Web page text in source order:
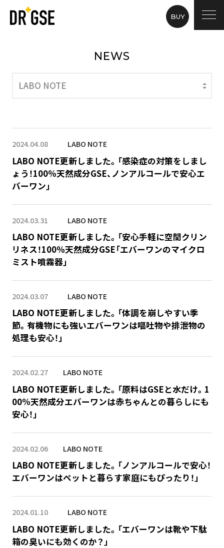
BUY
NEWS
2024.04.08 LABO NOTE
LABO NOTE更新しました。「感染症の対策をしまし
ょう！100％天然成分GSE、ノンアルコールで安心エ
バーワン」
2024.03.31 LABO NOTE
LABO NOTE更新しました。「安心手軽に空間クリン
リネス！100％天然成分GSE「エバーワンのマイクロ
ミスト噴霧器」
2024.03.07 LABO NOTE
LABO NOTE更新しました。「体調を崩しやすい季
節。有機物にも強いエバーワンは嘔吐物や排泄物の
処理も安心！」
2024.02.27 LABO NOTE
LABO NOTE更新しました。「原料はGSEと水だけ。1
00%天然成分エバーワンは赤ちゃんとの暮らしにも
安心！」
2024.02.06 LABO NOTE
LABO NOTE更新しました。「ノンアルコールで安心！
エバーワンはペットと暮らす家庭にもぴったり！」
2024.01.10 LABO NOTE
LABO NOTE更新しました。「エバーワンは靴や下駄
箱の臭いにも効くのか？」